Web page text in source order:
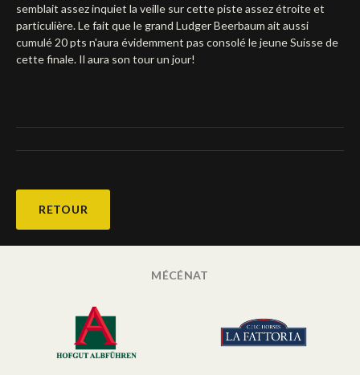
semblait assez inquiet la veille sur cette piste assez étroite et
particulière. Le fait que le grand Ludger Beerbaum ait aussi
cumulé 20 pts n'aura évidemment pas consolé le jeune Suisse de
cette finale. Il aura son tour un jour!
RETOUR
MÉCÉNAT